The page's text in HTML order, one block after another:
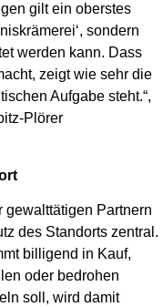
gilt ein oberstes
sondern
werden kann. Dass
zeigt wie sehr die
Aufgabe steht.“,
Plörer
gewalttätigen Partnern
des Standorts zentral.
billigend in Kauf,
oder bedrohen
soll, wird damit